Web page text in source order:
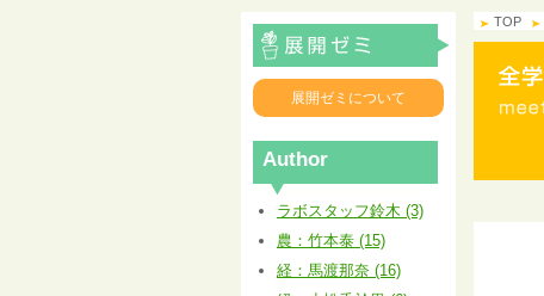
展開ゼミについて
TOP
Author
ラボスタッフ鈴木 (3)
農：竹本泰 (15)
経：馬渡那奈 (16)